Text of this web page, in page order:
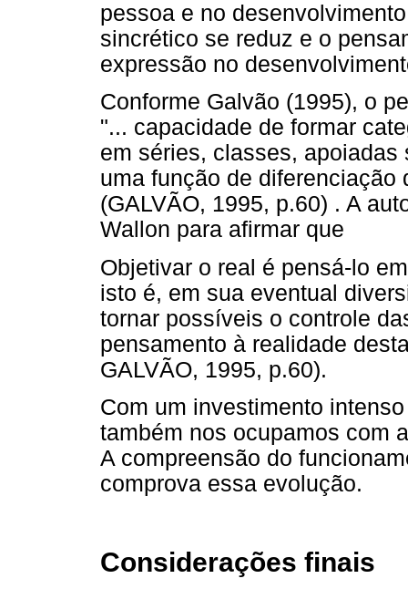
pessoa e no
sincrético se reduz e o
expressão no
Conforme Galvão (1995), o
"... capacidade de formar
em séries, classes,
uma função de
(GALVÃO, 1995, p.60) . A
Wallon para afirmar que
Objetivar o real é pensá-lo
isto é, em sua eventual
tornar possíveis o controle
pensamento à realidade
GALVÃO, 1995, p.60).
Com um investimento
também nos ocupamos com
A compreensão do
comprova essa evolução.
Considerações finais